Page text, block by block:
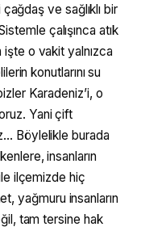
çağdaş ve sağlıklı bir
çalışınca atık
işte o vakit yalnızca
konutlarını su
Karadeniz’i, o
Yani çift
Böylelikle burada
insanların
ilçemizde hiç
yağmuru insanların
tam tersine hak